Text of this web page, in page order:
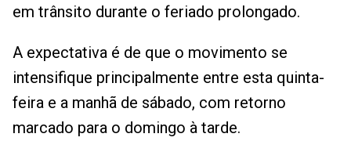
em trânsito durante o feriado prolongado.
A expectativa é de que o movimento se
intensifique principalmente entre esta quinta-
feira e a manhã de sábado, com retorno
marcado para o domingo à tarde.